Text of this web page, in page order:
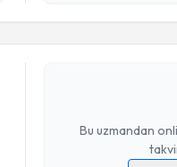
Bu uzmandan